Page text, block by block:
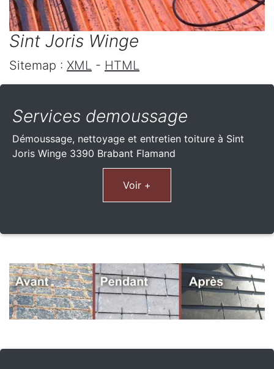
Sint Joris Winge
Sitemap : XML - HTML
Services demoussage
Démoussage, nettoyage et entretien toiture à Sint
Joris Winge 3390 Brabant Flamand
Voir +